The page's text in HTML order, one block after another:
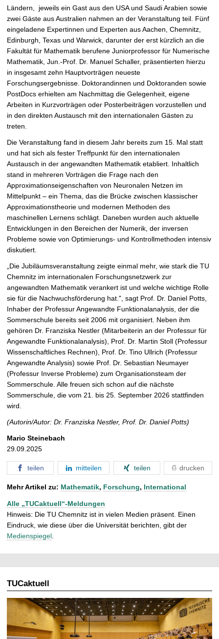
g
r
ö
ß
e
r
n
Ländern, jeweils ein Gast aus den USA und Saudi Arabien sowie
zwei Gäste aus Australien nahmen an der Veranstaltung teil. Fünf
eingeladene Expertinnen und Experten aus Aachen, Chemnitz,
Edinburgh, Texas und Warwick, darunter der erst kürzlich an die
Fakultät für Mathematik berufene Juniorprofessor für Numerische
Mathematik, Jun.-Prof. Dr. Manuel Schaller, präsentierten hierzu
in insgesamt zehn Hauptvorträgen neueste
Forschungsergebnisse. Doktorandinnen und Doktoranden sowie
PostDocs erhielten am Nachmittag die Gelegenheit, eigene
Arbeiten in Kurzvorträgen oder Posterbeiträgen vorzustellen und
in den direkten Austausch mit den internationalen Gästen zu
treten.
Die Veranstaltung fand in diesem Jahr bereits zum 15. Mal statt
und hat sich als fester Treffpunkt für den internationalen
Austausch in der angewandten Mathematik etabliert. Inhaltlich
stand in mehreren Vorträgen die Frage nach den
Approximationseigenschaften von Neuronalen Netzen im
Mittelpunkt – ein Thema, das die Brücke zwischen klassischer
Approximationstheorie und modernen Methoden des
maschinellen Lernens schlägt. Daneben wurden auch aktuelle
Entwicklungen in den Bereichen der Numerik, der inversen
Probleme sowie von Optimierungs- und Kontrollmethoden intensiv
diskutiert.
„Die Jubiläumsveranstaltung zeigte einmal mehr, wie stark die TU
Chemnitz im internationalen Forschungsnetzwerk zur
angewandten Mathematik verankert ist und welche wichtige Rolle
sie für die Nachwuchsförderung hat.", sagt Prof. Dr. Daniel Potts,
Inhaber der Professur Angewandte Funktionalanalysis, der die
Sommerschule bereits seit 2006 mit organisiert. Neben ihm
gehören Dr. Franziska Nestler (Mitarbeiterin an der Professur für
Angewandte Funktionalanalysis), Prof. Dr. Martin Stoll (Professur
Wissenschaftliches Rechnen), Prof. Dr. Tino Ullrich (Professur
Angewandte Analysis) sowie Prof. Dr. Sebastian Neumayer
(Professur Inverse Probleme) zum Organisationsteam der
Sommerschule. Alle freuen sich schon auf die nächste
Sommerschule, die vom 21. bis 25. September 2026 stattfinden
wird.
(Autorin/Autor: Dr. Franziska Nestler, Prof. Dr. Daniel Potts)
Mario Steinebach
29.09.2025
teilen mitteilen teilen drucken
Mehr Artikel zu: Mathematik, Forschung, International
Alle „TUCaktuell“-Meldungen
Hinweis: Die TU Chemnitz ist in vielen Medien präsent. Einen
Eindruck, wie diese über die Universität berichten, gibt der
Medienspiegel
TUCaktuell